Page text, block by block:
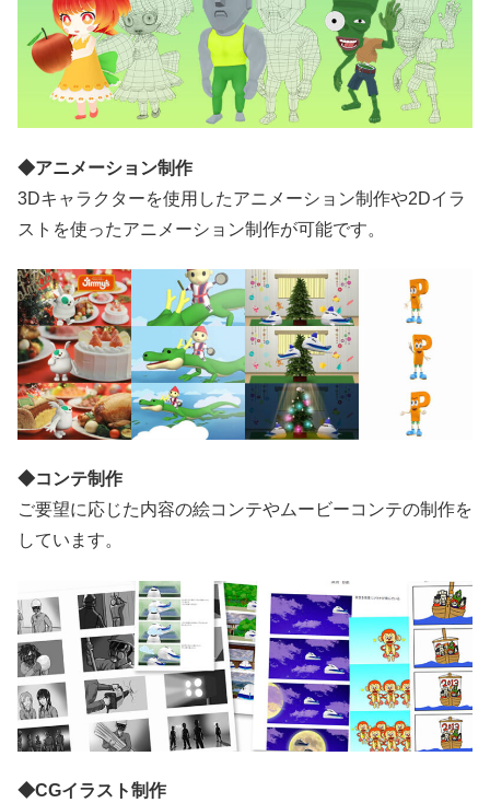
◆アニメーション制作
3Dキャラクターを使用したアニメーション制作や2Dイラ
ストを使ったアニメーション制作が可能です。
◆コンテ制作
ご要望に応じた内容の絵コンテやムービーコンテの制作を
しています。
◆CGイラスト制作